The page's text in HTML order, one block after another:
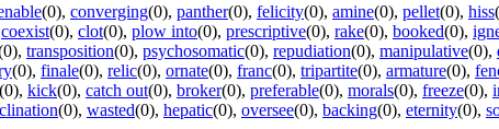
(0), converging(0), panther(0), felicity(0), amine(0), pellet(0), hiss
coexist(0), clot(0), plow into(0), prescriptive(0), rake(0), booked(0),
, transposition(0), psychosomatic(0), repudiation(0), manipulative(0),
(0), finale(0), relic(0), ornate(0), franc(0), tripartite(0), armature(0),
(0), kick(0), catch out(0), broker(0), preferable(0), morals(0), freeze(0),
(0), wasted(0), hepatic(0), oversee(0), backing(0), eternity(0),